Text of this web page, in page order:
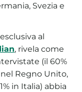
Svezia e
al
, rivela come
(il 60%
nel Regno Unito,
in Italia) abbia